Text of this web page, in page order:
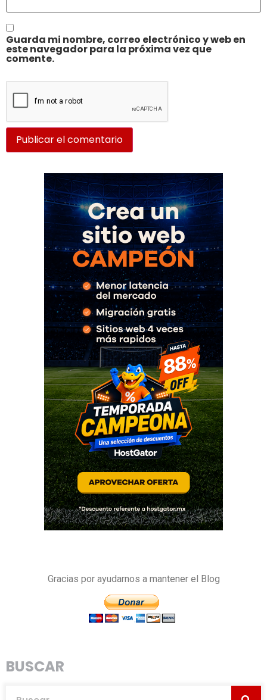
Guarda mi nombre, correo electrónico y web en
este navegador para la próxima vez que
comente.
Gracias por ayudarnos a mantener el Blog
BUSCAR